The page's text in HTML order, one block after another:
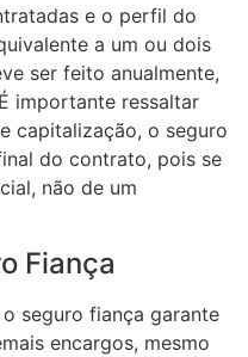
e o perfil do
a um ou dois
ser feito anualmente,
importante ressaltar
capitalização, o seguro
do contrato, pois se
não de um
Fiança
seguro fiança garante
encargos, mesmo